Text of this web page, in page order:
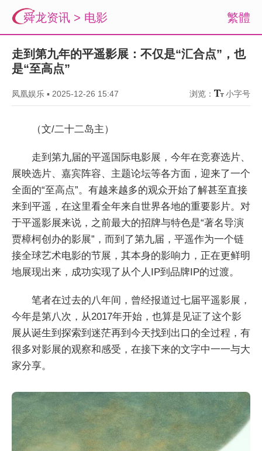
繁體
舜龙资讯 > 电影
走到第九年的平遥影展：不仅是“汇合点”，也
是“至高点”
凤凰娱乐 ▪ 2025-12-26 15:47 浏览： 小字号
（文/二十二岛主）
走到第九届的平遥国际电影展，今年在竞赛选片、
展映选片、嘉宾阵容、主题论坛等各方面，迎来了一个
全面的“至高点”。有越来越多的观众开始了解甚至直接
来到平遥，在这里看全年来自世界各地的重要影片。对
于平遥影展来说，之前最大的招牌与特色是“著名导演
贾樟柯创办的影展”，而到了第九届，平遥作为一个链
接全球艺术电影的节展，其本身的影响力，正在更鲜明
地展现出来，成功实现了从个人IP到品牌IP的过渡。
笔者在过去的八年间，曾经报道过七届平遥影展，
今年是第八次，从2017年开始，也算是见证了这个影
展从诞生到探索到迷茫再到今天找到出口的全过程，有
很多对影展的观察和感受，在接下来的文字中一一与大
家分享。